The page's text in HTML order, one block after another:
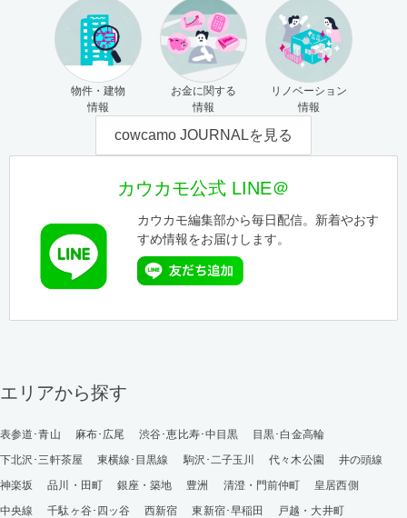
物件・建物
情報
お金に関する
情報
リノベーション
情報
cowcamo JOURNALを見る
カウカモ公式 LINE＠
カウカモ編集部から毎日配信。新着やおす
すめ情報をお届けします。
エリアから探す
表参道･青山 麻布･広尾 渋谷･恵比寿･中目黒
目黒･白金高輪
下北沢･三軒茶屋
東横線･目黒線 駒沢･二子玉川 代々木公園
井の頭線
神楽坂
品川・田町 銀座・築地 豊洲 清澄・門前仲町
皇居西側
中央線
千駄ヶ谷･四ッ谷 西新宿 東新宿･早稲田
戸越・大井町